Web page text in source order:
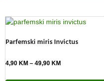
Parfemski miris Invictus
4,90 KM – 49,90 KM